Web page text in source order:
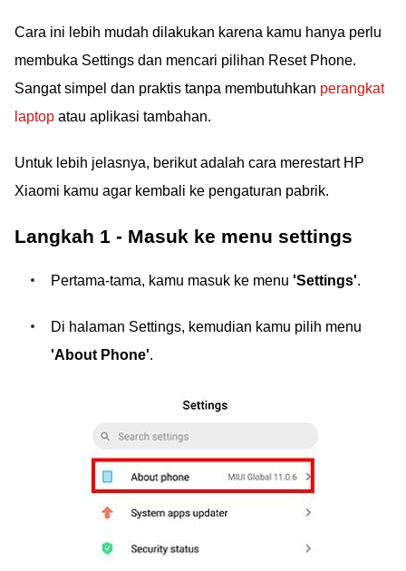
Cara ini lebih mudah dilakukan karena kamu hanya perlu
membuka Settings dan mencari pilihan Reset Phone.
Sangat simpel dan praktis tanpa membutuhkan perangkat
laptop atau aplikasi tambahan.
Untuk lebih jelasnya, berikut adalah cara merestart HP
Xiaomi kamu agar kembali ke pengaturan pabrik.
Langkah 1 - Masuk ke menu settings
Pertama-tama, kamu masuk ke menu 'Settings'.
Di halaman Settings, kemudian kamu pilih menu
'About Phone'.